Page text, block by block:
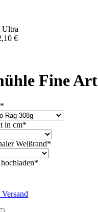
Ultra
€
Fine Art
*
in cm*
Weißrand*
*